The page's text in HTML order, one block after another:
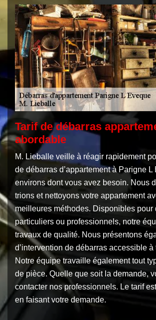
Tarif de débarras
abordable
M. Lieballe veille à réagir rapidement
de débarras d’appartement à Parigne
environs dont vous avez besoin. Nous
trions et nettoyons votre appartement
meilleures méthodes. Disponibles pour
particuliers ou professionnels, notre
travaux de qualité. Nous présentons
d’intervention de débarras accessible à
Notre équipe travaille également tout
de pièce. Quelle que soit la demande,
contacter nos professionnels. Le tarif
en faisant votre demande.